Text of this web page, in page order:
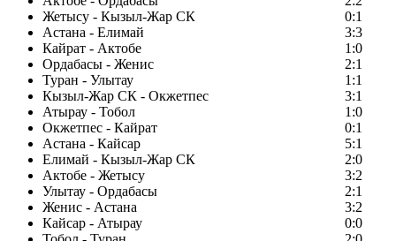
Жетысу - Кызыл-Жар СК
0:1
Астана - Елимай
3:3
Кайрат - Актобе
1:0
Ордабасы - Женис
2:1
Туран - Улытау
1:1
Кызыл-Жар СК - Окжетпес
3:1
Атырау - Тобол
1:0
Окжетпес - Кайрат
0:1
Астана - Кайсар
5:1
Елимай - Кызыл-Жар СК
2:0
Актобе - Жетысу
3:2
Улытау - Ордабасы
2:1
Женис - Астана
3:2
Кайсар - Атырау
0:0